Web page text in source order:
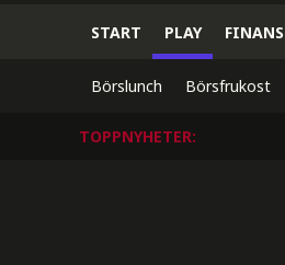
START PLAY
Börslunch Börsfrukost
TOPPNYHETER: